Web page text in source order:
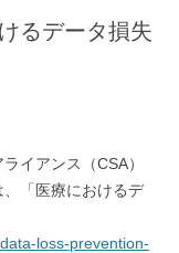
るデータ損失
イアンス（CSA）
「医療におけるデ
loss-prevention-